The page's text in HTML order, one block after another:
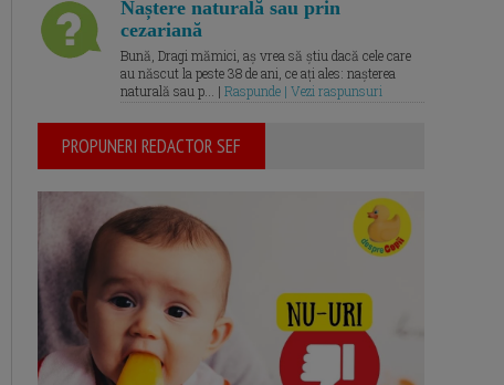
Naștere naturală sau prin
cezariană
Bună, Dragi mămici, aș vrea să știu dacă cele care
au născut la peste 38 de ani, ce ați ales: nașterea
naturală sau p... | Raspunde | Vezi raspunsuri
PROPUNERI REDACTOR SEF